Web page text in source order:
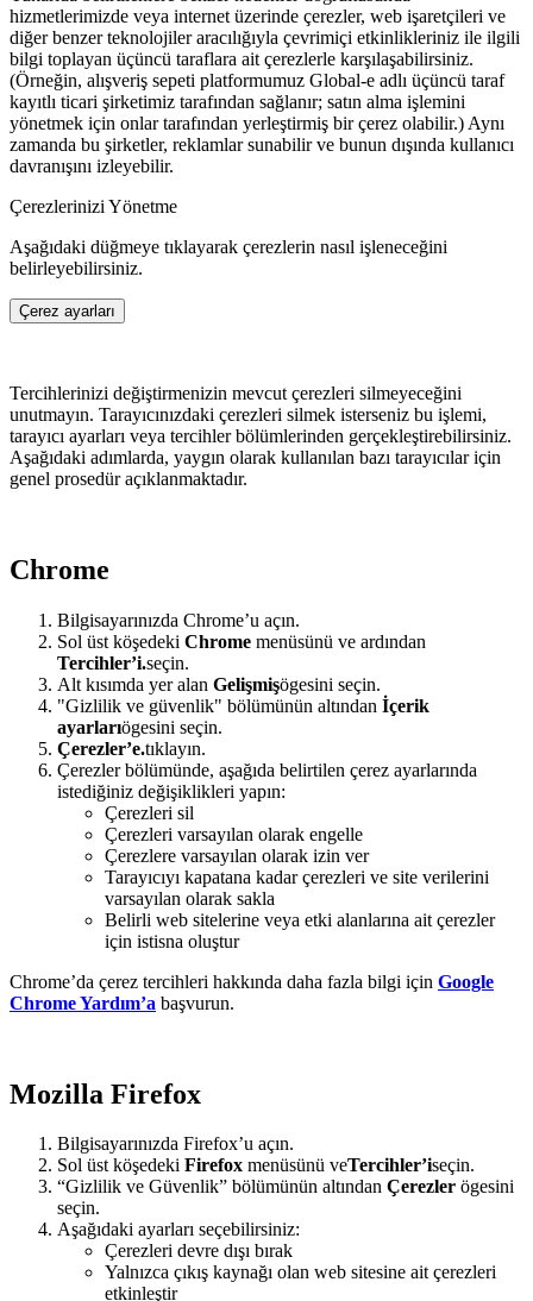
hizmetlerimizde veya internet üzerinde çerezler, web işaretçileri ve
diğer benzer teknolojiler aracılığıyla çevrimiçi etkinlikleriniz ile ilgili
bilgi toplayan üçüncü taraflara ait çerezlerle karşılaşabilirsiniz.
(Örneğin, alışveriş sepeti platformumuz Global-e adlı üçüncü taraf
kayıtlı ticari şirketimiz tarafından sağlanır; satın alma işlemini
yönetmek için onlar tarafından yerleştirmiş bir çerez olabilir.) Aynı
zamanda bu şirketler, reklamlar sunabilir ve bunun dışında kullanıcı
davranışını izleyebilir.
Çerezlerinizi Yönetme
Aşağıdaki düğmeye tıklayarak çerezlerin nasıl işleneceğini
belirleyebilirsiniz.
Çerez ayarları
Tercihlerinizi değiştirmenizin mevcut çerezleri silmeyeceğini
unutmayın. Tarayıcınızdaki çerezleri silmek isterseniz bu işlemi,
tarayıcı ayarları veya tercihler bölümlerinden gerçekleştirebilirsiniz.
Aşağıdaki adımlarda, yaygın olarak kullanılan bazı tarayıcılar için
genel prosedür açıklanmaktadır.
Chrome
Bilgisayarınızda Chrome’u açın.
Sol üst köşedeki Chrome menüsünü ve ardından
Tercihler’i.seçin.
Alt kısımda yer alan Gelişmişögesini seçin.
"Gizlilik ve güvenlik" bölümünün altından İçerik
ayarlarıögesini seçin.
Çerezler’e.tıklayın.
Çerezler bölümünde, aşağıda belirtilen çerez ayarlarında
istediğiniz değişiklikleri yapın:
Çerezleri sil
Çerezleri varsayılan olarak engelle
Çerezlere varsayılan olarak izin ver
Tarayıcıyı kapatana kadar çerezleri ve site verilerini
varsayılan olarak sakla
Belirli web sitelerine veya etki alanlarına ait çerezler
için istisna oluştur
Chrome’da çerez tercihleri hakkında daha fazla bilgi için Google
Chrome Yardım’a başvurun.
Mozilla Firefox
Bilgisayarınızda Firefox’u açın.
Sol üst köşedeki Firefox menüsünü veTercihler’iseçin.
“Gizlilik ve Güvenlik” bölümünün altından Çerezler ögesini
seçin.
Aşağıdaki ayarları seçebilirsiniz:
Çerezleri devre dışı bırak
Yalnızca çıkış kaynağı olan web sitesine ait çerezleri
etkinleştir